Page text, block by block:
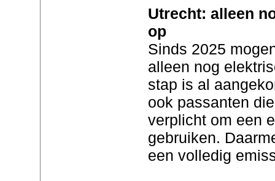
Utrecht: alleen
op
Sinds 2025
alleen nog
stap is al
ook passanten
verplicht om een
gebruiken.
een volledig